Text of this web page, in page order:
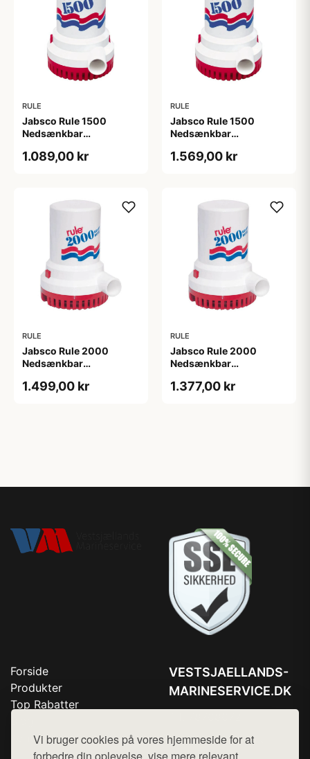
Vi bruger cookies på vores hjemmeside for at
RULE
Jabsco Rule 1500
Nedsænkbar
1.089,00 kr
RULE
Jabsco Rule 1500
Nedsænkbar
1.569,00 kr
RULE
Jabsco Rule 2000
Nedsænkbar
1.499,00 kr
RULE
Jabsco Rule 2000
Nedsænkbar
1.377,00 kr
Forside
Produkter
Top Rabatter
Kontakt
VESTSJAELLANDS-
MARINESERVICE.DK
Mail:hej@want.dk